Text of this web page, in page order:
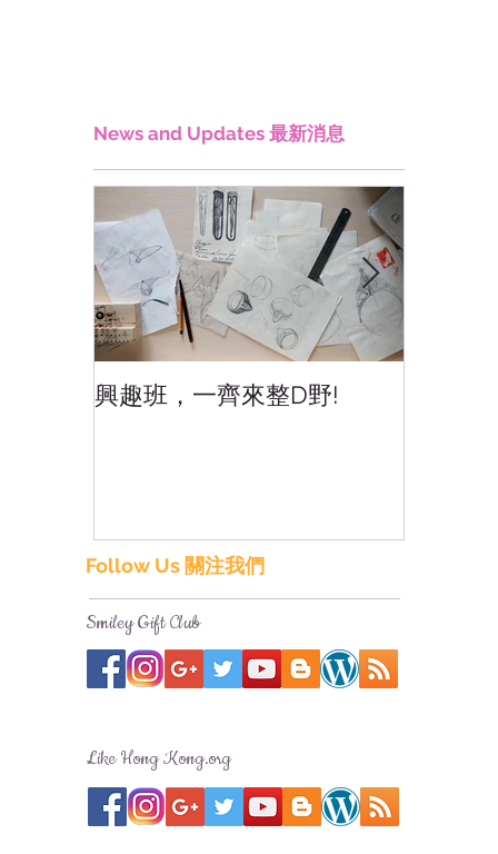
News and Updates 最新消息
興趣班，一齊來整D野!
Follow Us 關注我們
Smiley Gift Club
Like Hong Kong.org